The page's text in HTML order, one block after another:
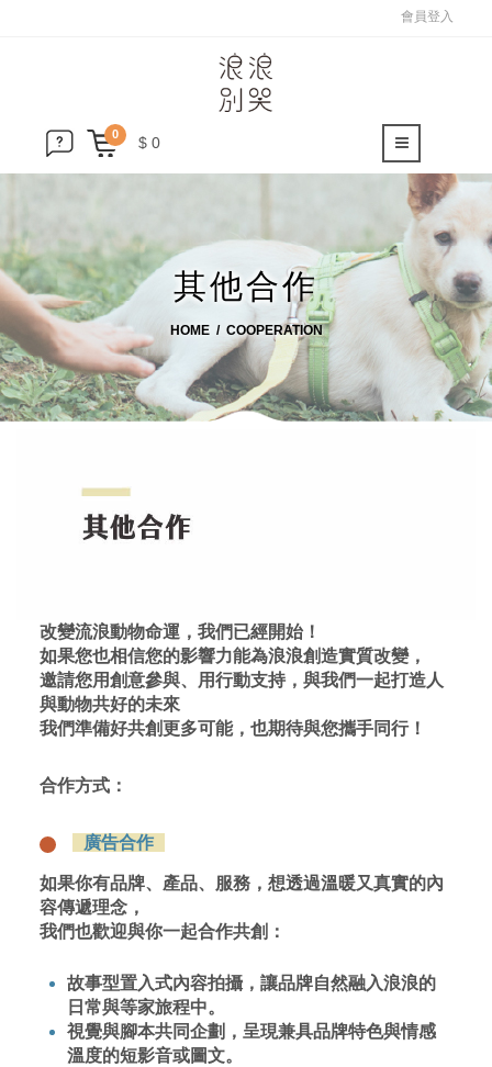
會員登入
0 $ 0
其他合作
HOME COOPERATION
改變流浪動物命運，我們已經開始！
如果您也相信您的影響力能為浪浪創造實質改變，
邀請您用創意參與、用行動支持，與我們一起打造人
與動物共好的未來
我們準備好共創更多可能，也期待與您攜手同行！
合作方式：
廣告合作
如果你有品牌、產品、服務，想透過溫暖又真實的內
容傳遞理念，
我們也歡迎與你一起合作共創：
故事型置入式內容拍攝，讓品牌自然融入浪浪的
日常與等家旅程中。
視覺與腳本共同企劃，呈現兼具品牌特色與情感
溫度的短影音或圖文。